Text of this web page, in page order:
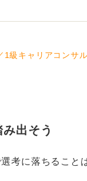
1級キャリアコンサ
出そう
考に落ちること